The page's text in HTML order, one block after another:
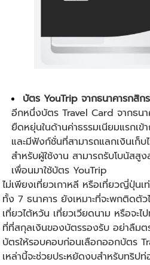
บัตร YouTrip จากธนาคารกสิก
อีกหนึ่งบัตร Travel Card จากธนา
ยืดหยุ่นในด้านค่าธรรมเนียมแรกเ
และมีฟังก์ชั่นที่สามารถแลกเงินเก็บ
สำหรับผู้ใช้งาน สามารถรับโบนัสสู
เพื่อนมาใช้บัตร YouTrip
ไม่เพียงเที่ยวเกาหลี หรือเที่ยวญี่ปุ่นเ
ทั้ง 7 ธนาคาร ยังเหมาะที่จะพกติดตัว
เที่ยวไต้หวัน เที่ยวเวียดนาม หรือจะไป
ที่ที่สกุลเงินของบัตรรองรับ อย่าลืมต
บัตรให้รอบคอบก่อนเลือกออกบัตร
เหล่านี้จะช่วยประหยัดงบสำหรับทริป